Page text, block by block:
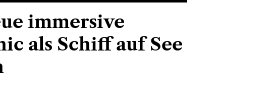
immersive
als Schiff auf See